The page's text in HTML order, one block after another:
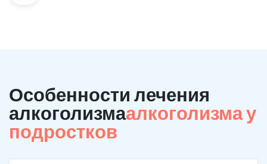
Особенности лечения
алкоголизмаалкоголизма у
подростков